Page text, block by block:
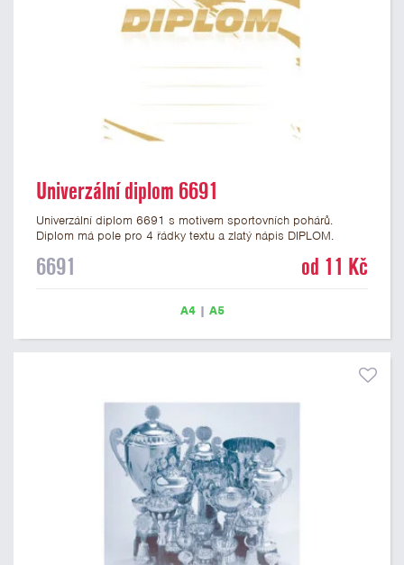
Univerzální diplom 6691
Univerzální diplom 6691 s motivem sportovních pohárů.
Diplom má pole pro 4 řádky textu a zlatý nápis DIPLOM.
univerzální diplom je vhodný pro většinu událostí, ke kterým by
6691 od 11 Kč
A4| A5